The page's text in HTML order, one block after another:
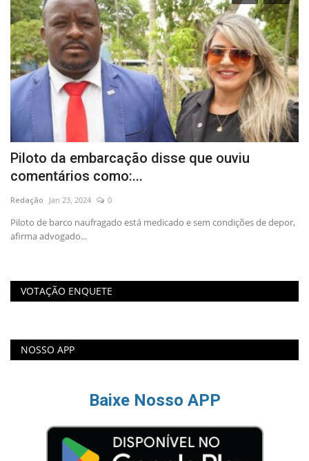
Piloto da embarcação disse que ouviu
comentários como:...
Redação Jan 23, 2024 0
Piloto de barco naufragado está medicado e sem condições de depor,
afirma advogado...
VOTAÇÃO ENQUETE
NOSSO APP
Baixe Nosso APP